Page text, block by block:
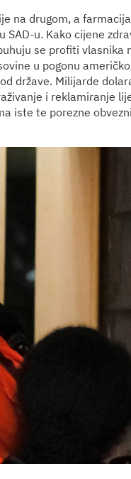
na drugom, a
u. Kako cijene
se profiti vlasnika
u pogonu
države. Milijarde
i reklamiranje
iste te porezne